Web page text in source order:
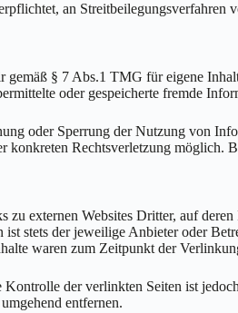
an Streitbeilegungsverfahren
gemäß § 7 Abs.1 TMG für eigene
oder gespeicherte fremde
oder Sperrung der Nutzung von
konkreten Rechtsverletzung möglich.
zu externen Websites Dritter, auf
ist stets der jeweilige Anbieter oder
waren zum Zeitpunkt der
Kontrolle der verlinkten Seiten ist
entfernen.